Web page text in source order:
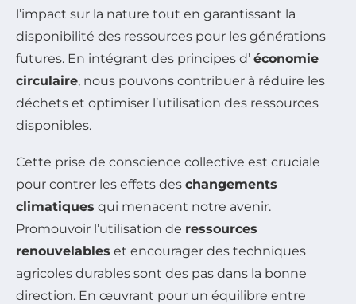
l’impact sur la nature tout en garantissant la
disponibilité des ressources pour les générations
futures. En intégrant des principes d’ économie
circulaire, nous pouvons contribuer à réduire les
déchets et optimiser l’utilisation des ressources
disponibles.
Cette prise de conscience collective est cruciale
pour contrer les effets des changements
climatiques qui menacent notre avenir.
Promouvoir l’utilisation de ressources
renouvelables et encourager des techniques
agricoles durables sont des pas dans la bonne
direction. En œuvrant pour un équilibre entre